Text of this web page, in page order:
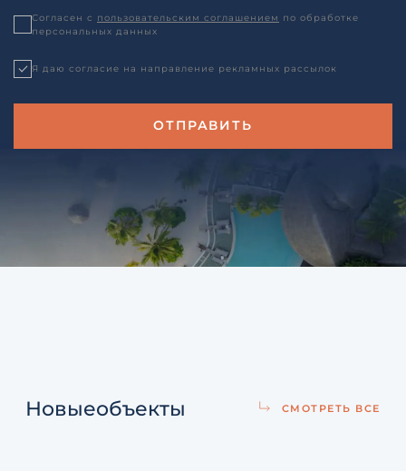
Согласен с пользовательским соглашением по обработке
персональных данных
Я даю согласие на направление рекламных рассылок
Новыеобъекты СМОТРЕТЬ ВСЕ